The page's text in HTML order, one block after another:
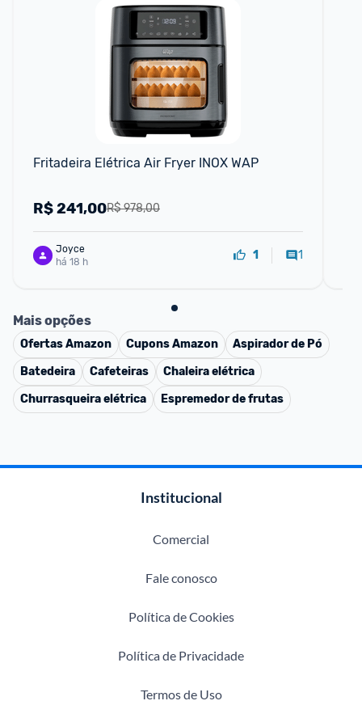
Fritadeira Elétrica Air Fryer INOX WAP
R$ 978,00
R$241,00
Joyce
há 18 h
1 1
Mais opções
OfertasAmazon CuponsAmazon
Aspirador de Pó
Batedeira
Cafeteiras
Chaleira elétrica
Churrasqueira elétrica
Espremedor de frutas
Institucional
Comercial
Fale conosco
Política de Cookies
Política de Privacidade
Termos de Uso